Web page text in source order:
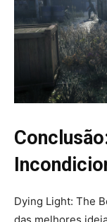
Dying Light: The